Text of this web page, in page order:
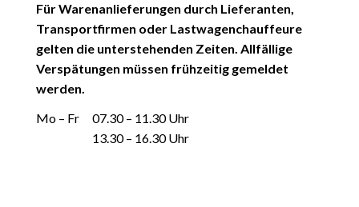
Für Warenanlieferungen durch Lieferanten,
Transportfirmen oder Lastwagenchauffeure
gelten die unterstehenden Zeiten. Allfällige
Verspätungen müssen frühzeitig gemeldet
werden.
Mo – Fr
07.30 – 11.30 Uhr
13.30 – 16.30 Uhr